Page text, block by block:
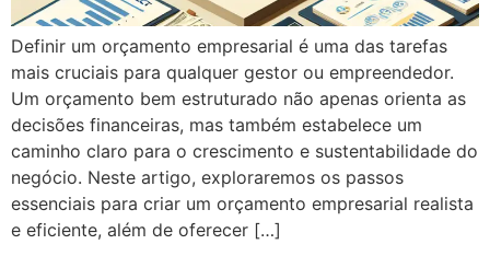
Definir um orçamento empresarial é uma das tarefas
mais cruciais para qualquer gestor ou empreendedor.
Um orçamento bem estruturado não apenas orienta as
decisões financeiras, mas também estabelece um
caminho claro para o crescimento e sustentabilidade do
negócio. Neste artigo, exploraremos os passos
essenciais para criar um orçamento empresarial realista
e eficiente, além de oferecer […]